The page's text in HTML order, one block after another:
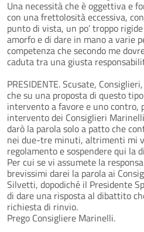
Una necessità che è oggettiva e
con una frettolosità eccessiva,
punto di vista, un po’ troppo
amorfo e di dare in mano a varie
competenza che secondo me
caduta tra una giusta
PRESIDENTE. Scusate,
che su una proposta di questo
intervento a favore e uno contro,
intervento dei Consiglieri
darò la parola solo a patto che
nei due-tre minuti, altrimenti mi
regolamento e sospendere qui la
Per cui se vi assumete la
brevissimi darei la parola ai
Silvetti, dopodiché il Presidente
di dare una risposta al dibattito
richiesta di rinvio.
Prego Consigliere Marinelli.